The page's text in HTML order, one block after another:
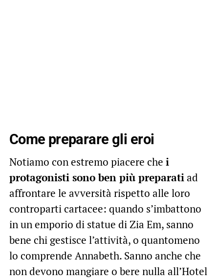
Come preparare gli eroi
Notiamo con estremo piacere che i
protagonisti sono ben più preparatiad
affrontare le avversità rispetto alle loro
controparti cartacee: quando s’imbattono
in un emporio di statue di Zia Em, sanno
bene chi gestisce l’attività, o quantomeno
lo comprende Annabeth. Sanno anche che
non devono mangiare o bere nulla all’Hotel